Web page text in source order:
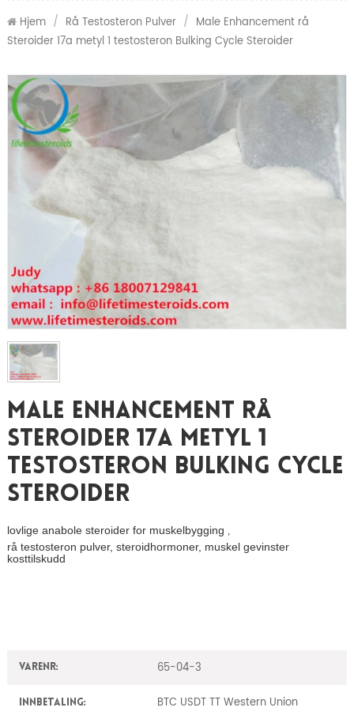
Hjem / Rå Testosteron Pulver / Male Enhancement rå
Steroider 17a metyl 1 testosteron Bulking Cycle Steroider
Male Enhancement Rå
Steroider 17a Metyl 1
Testosteron Bulking Cycle
Steroider
lovlige anabole steroider for muskelbygging ,
rå testosteron pulver, steroidhormoner, muskel gevinster
kosttilskudd
Varenr: 65-04-3
innbetaling:
BTC USDT TT Western Union